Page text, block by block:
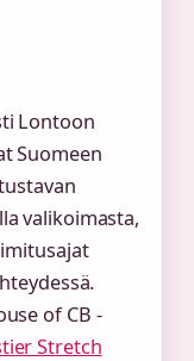
Lontoon
Suomeen
valikoimasta,
of CB -
Stretch